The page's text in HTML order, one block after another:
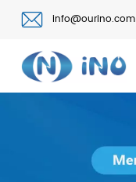
info@ourino.com